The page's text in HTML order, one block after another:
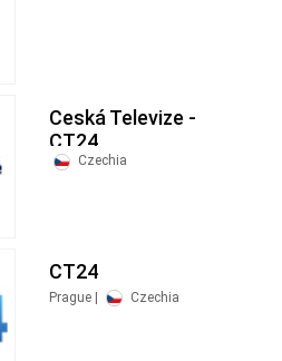
Ceská Televize -
CT24
Czechia
CT24
Prague | Czechia